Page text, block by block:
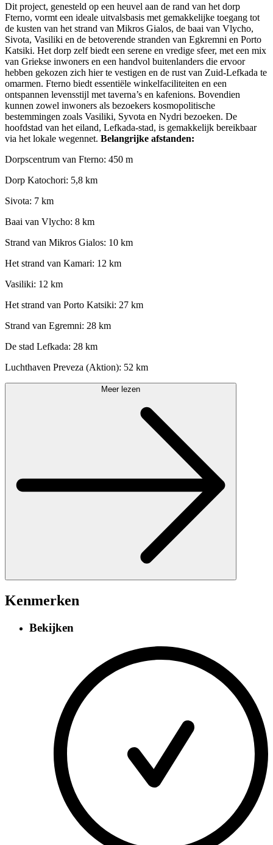
Dit project, genesteld op een heuvel aan de rand van het dorp
Fterno, vormt een ideale uitvalsbasis met gemakkelijke toegang tot
de kusten van het strand van Mikros Gialos, de baai van Vlycho,
Sivota, Vasiliki en de betoverende stranden van Egkremni en Porto
Katsiki. Het dorp zelf biedt een serene en vredige sfeer, met een mix
van Griekse inwoners en een handvol buitenlanders die ervoor
hebben gekozen zich hier te vestigen en de rust van Zuid-Lefkada te
omarmen. Fterno biedt essentiële winkelfaciliteiten en een
ontspannen levensstijl met taverna’s en kafenions. Bovendien
kunnen zowel inwoners als bezoekers kosmopolitische
bestemmingen zoals Vasiliki, Syvota en Nydri bezoeken. De
hoofdstad van het eiland, Lefkada-stad, is gemakkelijk bereikbaar
via het lokale wegennet. Belangrijke afstanden:
Dorpscentrum van Fterno: 450 m
Dorp Katochori: 5,8 km
Sivota: 7 km
Baai van Vlycho: 8 km
Strand van Mikros Gialos: 10 km
Het strand van Kamari: 12 km
Vasiliki: 12 km
Het strand van Porto Katsiki: 27 km
Strand van Egremni: 28 km
De stad Lefkada: 28 km
Luchthaven Preveza (Aktion): 52 km
Meer lezen
Kenmerken
Bekijken